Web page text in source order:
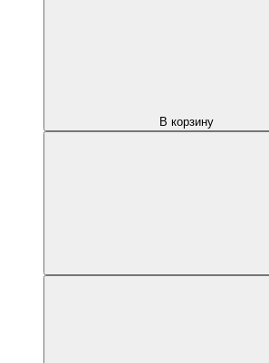
В корзину